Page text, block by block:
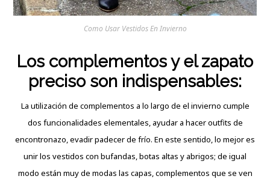
Como Usar Vestidos En Invierno
Los complementos y el zapato
preciso son indispensables:
La utilización de complementos a lo largo de el invierno cumple
dos funcionalidades elementales, ayudar a hacer outfits de
encontronazo, evadir padecer de frío. En este sentido, lo mejor es
unir los vestidos con bufandas, botas altas y abrigos; de igual
modo están muy de modas las capas, complementos que se ven